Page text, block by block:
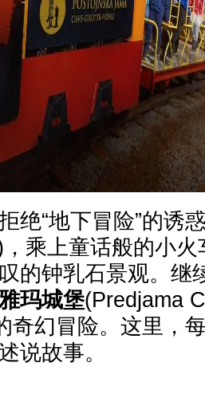
绝“地下冒险”的诱
乘上童话般的小
的钟乳石景观。继
玛城堡(Predjama
奇幻冒险。这里，
说故事。